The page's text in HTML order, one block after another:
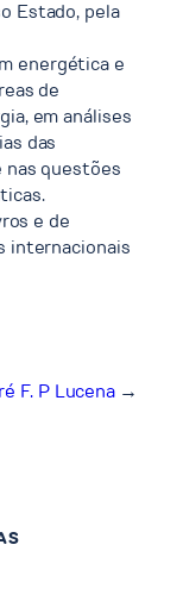
Estado, pela
energética e
de
em análises
das
questões
e de
internacionais
F. P Lucena →